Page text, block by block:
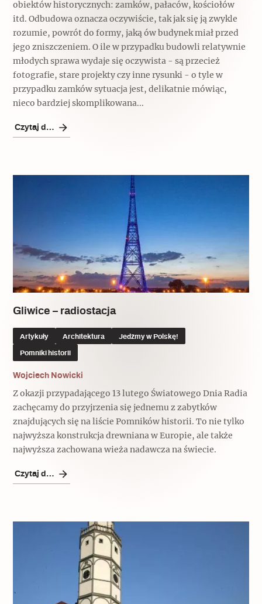
obiektów historycznych: zamków, pałaców, kościołów
itd. Odbudowa oznacza oczywiście, tak jak się ją zwykle
rozumie, powrót do formy, jaką ów budynek miał przed
jego zniszczeniem. O ile w przypadku budowli relatywnie
młodych sprawa wydaje się oczywista - są przecież
fotografie, stare projekty czy inne rysunki - o tyle w
przypadku zamków sytuacja jest, delikatnie mówiąc,
nieco bardziej skomplikowana...
Czytaj dalej
Gliwice – radiostacja
Artykuły Architektura Jedźmy w Polskę!
Pomniki historii
Wojciech Nowicki
Z okazji przypadającego 13 lutego Światowego Dnia Radia
zachęcamy do przyjrzenia się jednemu z zabytków
znajdujących się na liście Pomników historii. To nie tylko
najwyższa konstrukcja drewniana w Europie, ale także
najwyższa zachowana wieża nadawcza na świecie.
Czytaj dalej